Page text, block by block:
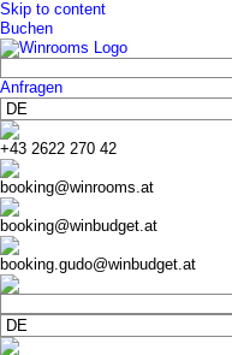
Skip to content
Buchen
Anfragen
+43 2622 270 42
booking@winrooms.at
booking@winbudget.at
booking.gudo@winbudget.at